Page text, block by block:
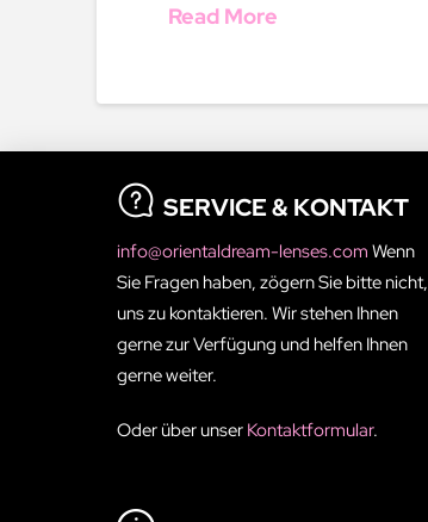
Read More
SERVICE & KONTAKT
info@orientaldream-lenses.comWenn
Sie Fragen haben, zögern Sie bitte nicht,
uns zu kontaktieren. Wir stehen Ihnen
gerne zur Verfügung und helfen Ihnen
gerne weiter.
Oder über unserKontaktformular.